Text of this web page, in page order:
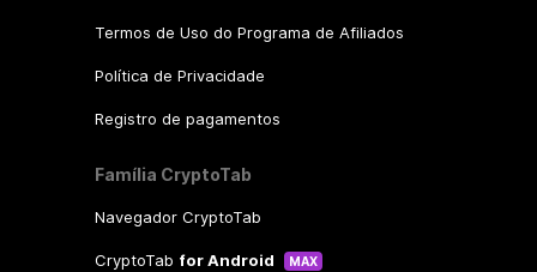
Termos de Uso do Programa de Afiliados
Política de Privacidade
Registro de pagamentos
Família CryptoTab
Navegador CryptoTab
CryptoTab for Android MAX